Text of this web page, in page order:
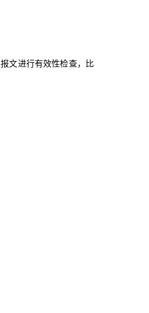
文进行有效性检查，比